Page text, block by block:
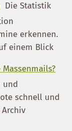
Die Statistik
erkennen.
einem Blick
und
schnell und